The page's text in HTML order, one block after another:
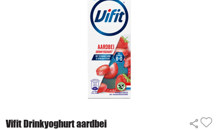
Vifit Drinkyoghurt aardbei